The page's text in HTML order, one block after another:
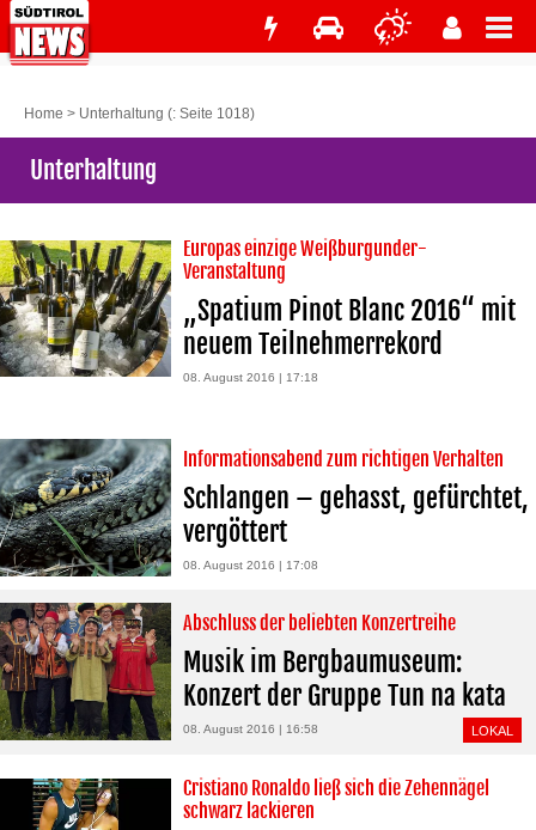
Home > Unterhaltung (: Seite 1018)
Unterhaltung
Europas einzige Weißburgunder-
Veranstaltung
„Spatium Pinot Blanc 2016“ mit
neuem Teilnehmerrekord
08. August 2016 | 17:18
Informationsabend zum richtigen Verhalten
Schlangen – gehasst, gefürchtet,
vergöttert
08. August 2016 | 17:08
Abschluss der beliebten Konzertreihe
Musik im Bergbaumuseum:
Konzert der Gruppe Tun na kata
08. August 2016 | 16:58 LOKAL
Cristiano Ronaldo ließ sich die Zehennägel
schwarz lackieren